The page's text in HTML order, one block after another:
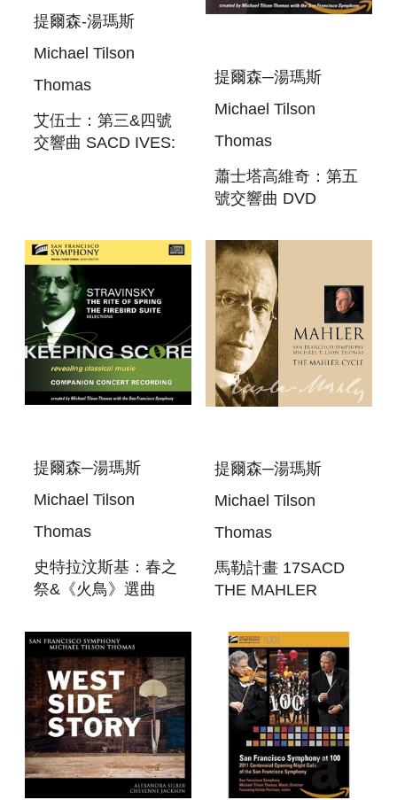
提爾森-湯瑪斯
Michael Tilson
Thomas
艾伍士：第三&四號
交響曲 SACD IVES:
提爾森─湯瑪斯
Michael Tilson
Thomas
蕭士塔高維奇：第五
號交響曲 DVD
SHOSTAKOVICH:
SYMPHONY NO. 5
提爾森─湯瑪斯
Michael Tilson
Thomas
史特拉汶斯基：春之
祭&《火鳥》選曲
RITE OF SPRING &
THE FIREBIRD
SUITE (SELECTI
提爾森─湯瑪斯
Michael Tilson
Thomas
馬勒計畫 17SACD
THE MAHLER